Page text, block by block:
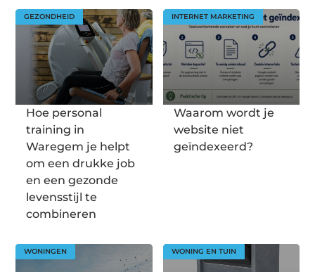
GEZONDHEID
Hoe personal
training in
Waregem je helpt
om een drukke job
en een gezonde
levensstijl te
combineren
INTERNET MARKETING
Waarom wordt je
website niet
geïndexeerd?
WONINGEN WONING EN TUIN